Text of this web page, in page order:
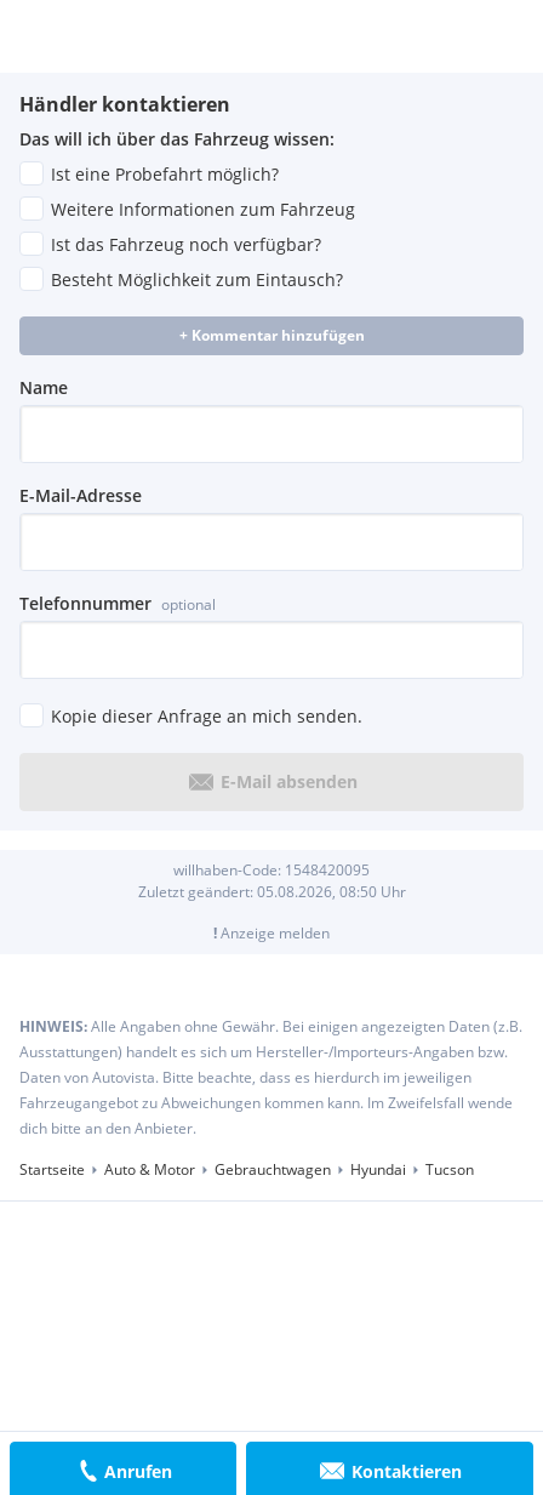
Anrufen Kontaktieren
Händler kontaktieren
Das will ich über das Fahrzeug wissen:
Ist eine Probefahrt möglich?
Weitere Informationen zum Fahrzeug
Ist das Fahrzeug noch verfügbar?
Besteht Möglichkeit zum Eintausch?
+ Kommentar hinzufügen
Name
E-Mail-Adresse
Telefonnummer optional
Kopie dieser Anfrage an mich senden.
E-Mail absenden
willhaben-Code: 1548420095
Zuletzt geändert: 05.08.2026, 08:50Uhr
!Anzeige melden
HINWEIS:Alle Angaben ohne Gewähr. Bei einigen angezeigten Daten (z.B.
Ausstattungen) handelt es sich um Hersteller-/Importeurs-Angaben bzw.
Daten von Autovista. Bitte beachte, dass es hierdurch im jeweiligen
Fahrzeugangebot zu Abweichungen kommen kann. Im Zweifelsfall wende
dich bitte an den Anbieter.
Startseite
Auto & Motor Gebrauchtwagen Hyundai Tucson